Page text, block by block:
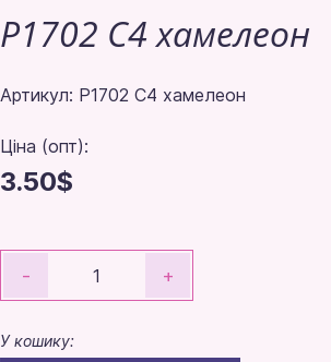
P1702 C4 хамелеон
Артикул: P1702 C4 хамелеон
Ціна (опт):
3.50$
- +
У кошику: